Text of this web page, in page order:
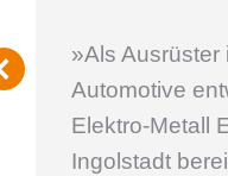
»Als Ausrüster
Automotive
Elektro-Metall
Ingolstadt